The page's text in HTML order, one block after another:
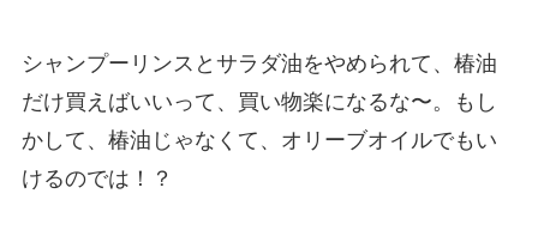
シャンプーリンスとサラダ油をやめられて、椿油
だけ買えばいいって、買い物楽になるな〜。もし
かして、椿油じゃなくて、オリーブオイルでもい
けるのでは！？